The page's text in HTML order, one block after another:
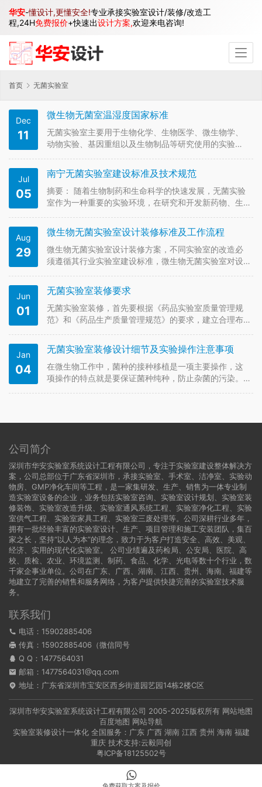
首页 无菌实验室
Dec
11
微生物无菌室温湿度国家标准
无菌实验室主要用于生物化学、生物医学、微生物学、
动物实验、基因重组以及生物制品等研究使用的实验
布局 1.组成：无菌实验室由准备室、洗涤室、灭菌室、
无菌室、恒温培养室和普通实验室六部分组成。这些房
间的共同特点是要求地板和墙壁…
Jul
05
南宁无菌实验室建设标准及技术规范
摘要： 随着生物制药和生命科学的快速发展，无菌实验
室作为一种重要的实验环境，在研究和开发新药物、生
实验室建设标准进行研究和探讨，以帮助实验室设计者
建立符合国际标准的无菌实验室。 一、引言 无菌实验室
是一个重要的实验环境，用于…
Aug
29
微生物无菌实验室设计装修标准及工作流程
微生物无菌实验室设计装修方案，不同实验室的改造必
须遵循其行业实验室建设标准，微生物无菌实验室对设
室专门进行无菌处理，空气环境中不能存在灰尘等细
菌，否则会干扰实验工作。根据微生物无菌实验室的设
计、规划、建设、装修标准，BROL…
Jun
01
无菌实验室装修要求
无菌实验室装修，首先要根据《药品实验室质量管理规
范》和《药品生产质量管理规范》的要求，建立合理布
实验室设施与制度。无菌检查、微生物限度检查和接种
室（接种对照菌）应严格区分，研究危险菌株、毒素如
破伤风梭菌、黄曲霉毒素的实验室应…
Jan
04
无菌实验室装修设计细节及实验操作注意事项
在微生物工作中，菌种的接种移植是一项主要操作，这
项操作的特点就是要保证菌种纯种，防止杂菌的污染。
无菌室也称接种室，是系统接种、纯…
公司简介
深圳市华安实验室系统设计工程有限公司，专注于实验室建设整体解决方
案，公司总部位于广东省深圳市，承接实验室、手术室、洁净室、实验动
物房、GMP净化车间等工程，是一家集研发、生产、销售为一体专业制
造实验室设备的企业，业务包括实验室咨询、实验室设计规划、实验室装
修装饰、实验室改造升级、实验室通风系统工程、实验室净化工程、实验
室供气工程、实验室家具工程、实验室三废处理等。公司深耕行业多年，
拥有一批经验丰富的实验室设计、生产、项目管理和施工安装团队，集百
家之长，坚持“以人为本”的理念，致力于为客户打造安全、高效、美观、
经济、实用的现代化实验室。 公司业绩遍及药检局、公安局、医院、高
校、质检、农业、环境监测、制药、食品、化学、光电等数十个行业，数
千家企事业单位。公司在广东、广西、湖南、江西、贵州、海南、福建等
地建立了完善的销售和服务网络，为客户提供快捷完善的实验室技术服
务。
联系我们
电话：15902885406
传真：15902885406（微信同号
Q Q： 1477564031
邮箱：1477564031@qq.com
地址：广东省深圳市宝安区西乡街道园艺园14栋2楼C区
深圳市华安实验室系统设计工程有限公司 2005-2025版权所有 网站地图
百度地图 网站导航
实验室装修设计一体化 全国服务： 广东 广西 湖南 江西 贵州 海南 福建
重庆 技术支持:云毅同创
粤ICP备18125502号
华安-懂设计,更懂安全!专业承接实验室设计/装修/改造工
程,24H免费报价+快速出设计方案,欢迎来电咨询!